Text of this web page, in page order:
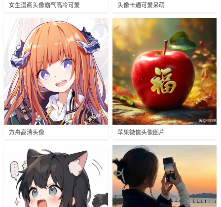
女生漫画头像霸气高冷可爱 头像卡通可爱呆萌
方舟高清头像 苹果微信头像图片